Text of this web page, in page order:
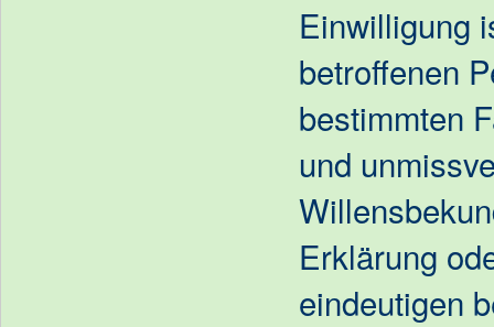
Einwilligung
betroffenen
bestimmten
und
Erklärung
eindeutigen